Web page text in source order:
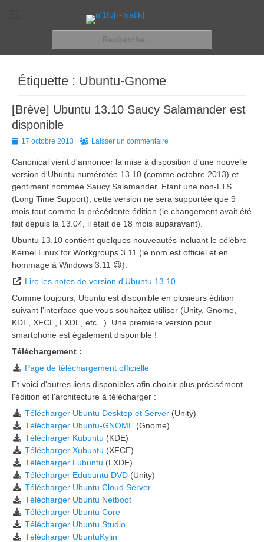
n'1fo[r-matik]
Pour les nymphos d'infos en info…
Étiquette : Ubuntu-Gnome
[Brève] Ubuntu 13.10 Saucy Salamander est
disponible
Posted17 octobre 2013 Laisser un commentaire
Canonical vient d'annoncer la mise à disposition d'une nouvelle
version d'Ubuntu numérotée 13.10 (comme octobre 2013) et
gentiment nommée Saucy Salamander. Étant une non-LTS
(Long Time Support), cette version ne sera supportée que 9
mois tout comme la précédente édition (le changement avait été
fait depuis la 13.04, il était de 18 mois auparavant).
Ubuntu 13.10 contient quelques nouveautés incluant le célèbre
Kernel Linux for Workgroups 3.11 (le nom est officiel et en
hommage à Windows 3.11 😉).
Lire les notes de version d'Ubuntu 13.10
Comme toujours, Ubuntu est disponible en plusieurs édition
suivant l'interface que vous souhaitez utiliser (Unity, Gnome,
KDE, XFCE, LXDE, etc...). Une première version pour
smartphone est également disponible !
Téléchargement :
Page de téléchargement officielle
Et voici d'autres liens disponibles afin choisir plus précisément
l'édition et l'architecture à télécharger :
Télécharger Ubuntu Desktop et Server(Unity)
Télécharger Ubuntu-GNOME(Gnome)
Télécharger Kubuntu (KDE)
Télécharger Xubuntu (XFCE)
Télécharger Lubuntu (LXDE)
Télécharger Edubuntu DVD(Unity)
Télécharger Ubuntu Cloud Server
Télécharger Ubuntu Netboot
Télécharger Ubuntu Core
Télécharger Ubuntu Studio
Télécharger UbuntuKylin